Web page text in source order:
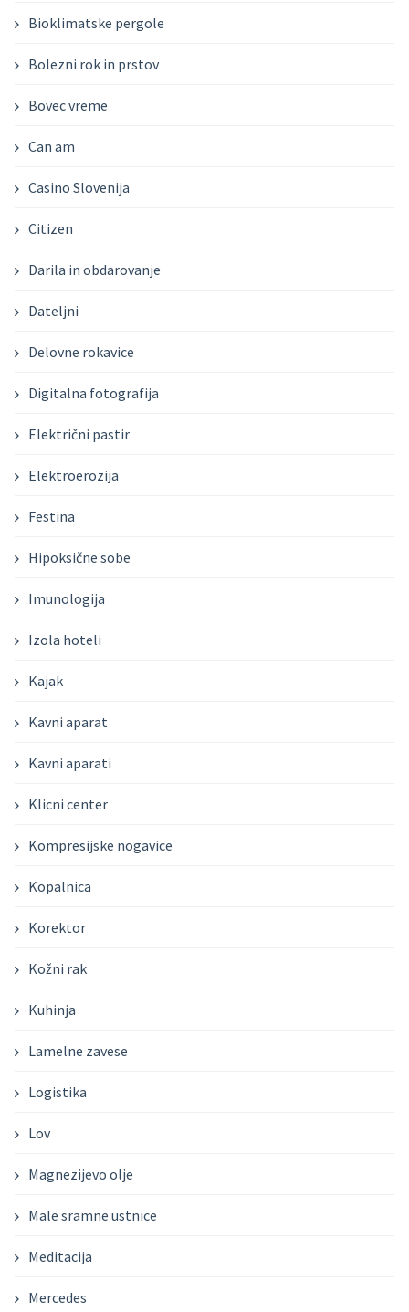
Bioklimatske pergole
Bolezni rok in prstov
Bovec vreme
Can am
Casino Slovenija
Citizen
Darila in obdarovanje
Dateljni
Delovne rokavice
Digitalna fotografija
Električni pastir
Elektroerozija
Festina
Hipoksične sobe
Imunologija
Izola hoteli
Kajak
Kavni aparat
Kavni aparati
Klicni center
Kompresijske nogavice
Kopalnica
Korektor
Kožni rak
Kuhinja
Lamelne zavese
Logistika
Lov
Magnezijevo olje
Male sramne ustnice
Meditacija
Mercedes